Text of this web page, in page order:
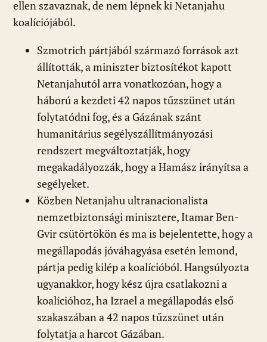
ellen szavaznak, de nem lépnek ki Netanjahu
koalíciójából.
Szmotrich pártjából származó források azt
állították, a miniszter biztosítékot kapott
Netanjahutól arra vonatkozóan, hogy a
háború a kezdeti 42 napos tűzszünet után
folytatódni fog, és a Gázának szánt
humanitárius segélyszállítmányozási
rendszert megváltoztatják, hogy
megakadályozzák, hogy a Hamász irányítsa a
segélyeket.
Közben Netanjahu ultranacionalista
nemzetbiztonsági minisztere, Itamar Ben-
Gvir csütörtökön és ma is bejelentette, hogy a
megállapodás jóváhagyása esetén lemond,
pártja pedig kilép a koalícióból. Hangsúlyozta
ugyanakkor, hogy kész újra csatlakozni a
koalícióhoz, ha Izrael a megállapodás első
szakaszában a 42 napos tűzszünet után
folytatja a harcot Gázában.